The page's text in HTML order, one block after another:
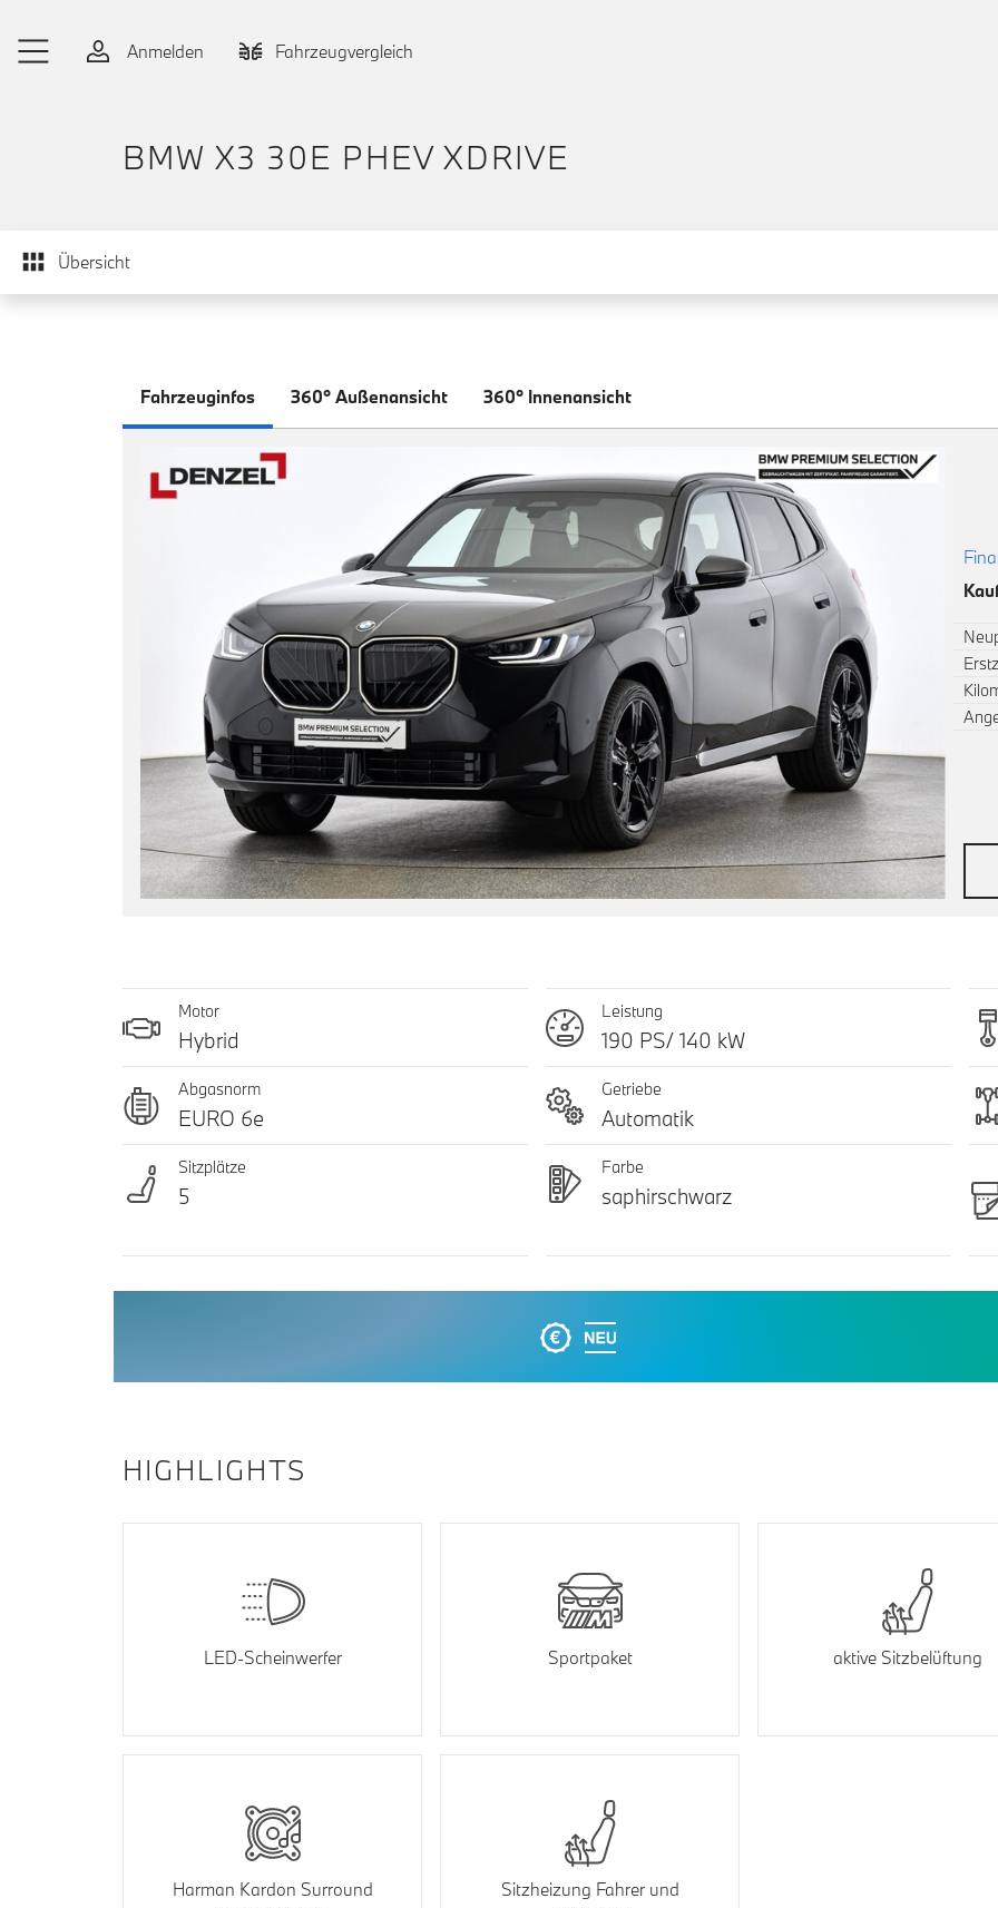
Anmelden
Fahrzeugvergleich
BMW X3 30E PHEV XDRIVE
Übersicht
Fahrzeuginfos 360° Außenansicht 360° Innenansicht
Motor
Hybrid
Leistung
190 PS/ 140 kW
Abgasnorm
EURO 6e
Getriebe
Automatik
Sitzplätze
5
Farbe
saphirschwarz
HIGHLIGHTS
LED-Scheinwerfer Sportpaket aktive Sitzbelüftung
Harman Kardon Surround
Sitzheizung Fahrer und